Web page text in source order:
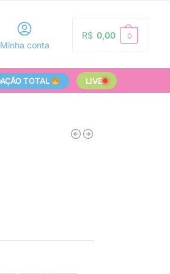
Minha conta
R$ 0,00 0
TOTAL LIVE